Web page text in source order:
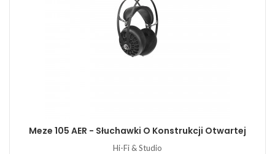
Meze 105 AER - Słuchawki O Konstrukcji Otwartej
Hi-Fi & Studio